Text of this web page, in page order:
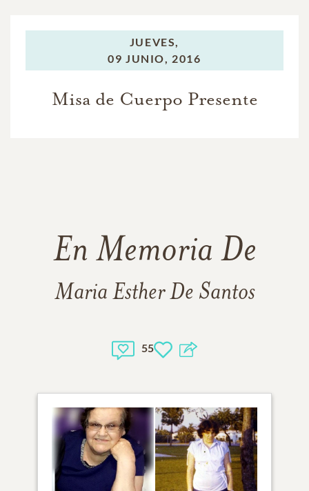
JUEVES,
09 JUNIO, 2016
Misa de Cuerpo Presente
En Memoria De
Maria Esther De Santos
55